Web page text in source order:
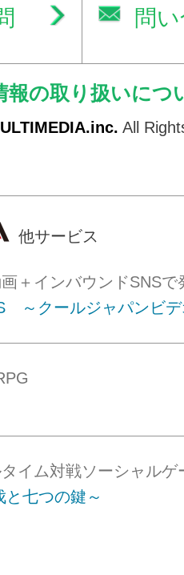
問
報の取り扱いにつ
ULTIMEDIA.inc. All
他サービス
＋インバウンドSNSで
～クールジャパンビ
イム対戦ソーシャルゲ
七つの鍵～